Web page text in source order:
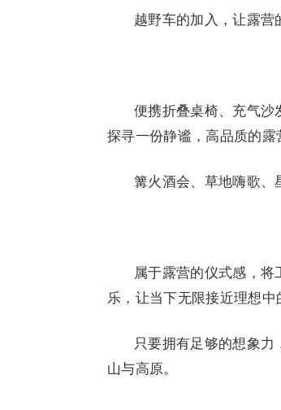
越野车的加入，让露营
便携折叠桌椅、充气沙
探寻一份静谧，高品质的露
篝火酒会、草地嗨歌
属于露营的仪式感，
乐，让当下无限接近理想中
只要拥有足够的想象
山与高原。